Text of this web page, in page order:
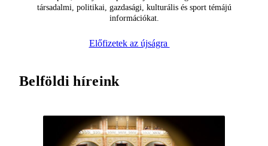
társadalmi, politikai, gazdasági, kulturális és sport témájú
információkat.
Előfizetek az újságra
Belföldi híreink